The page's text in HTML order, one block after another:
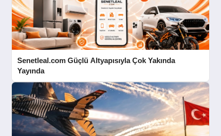
Senetleal.com Güçlü Altyapısıyla Çok Yakında
Yayında